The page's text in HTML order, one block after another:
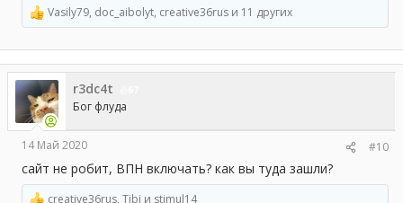
Р
е
а
к
ц
и
и
:
Vasily79, doc_aibolyt, creative36rus и 11 других
r3dc4t
Бог флуда
14 Май 2020 #10
сайт не робит, ВПН включать? как вы туда зашли?
creative36rus, Tibi и stimul14